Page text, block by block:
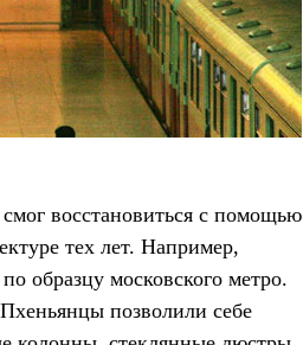
восстановиться с помощью
тех лет. Например,
образцу московского метро.
позволили себе